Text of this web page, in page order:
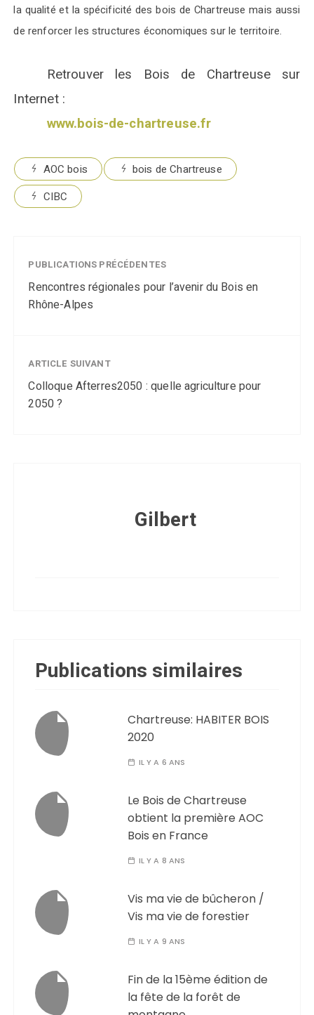
la qualité et la spécificité des bois de Chartreuse mais aussi
de renforcer les structures économiques sur le territoire.
Retrouver les Bois de Chartreuse sur
Internet:
www.bois-de-chartreuse.fr
AOC bois
bois de Chartreuse
CIBC
PUBLICATIONS PRÉCÉDENTES
Rencontres régionales pour l’avenir du Bois en
Rhône-Alpes
ARTICLE SUIVANT
Colloque Afterres2050 : quelle agriculture pour
2050 ?
Gilbert
Publications similaires
Chartreuse: HABITER BOIS
2020
IL Y A 6 ANS
Le Bois de Chartreuse
obtient la première AOC
Bois en France
IL Y A 8 ANS
Vis ma vie de bûcheron /
Vis ma vie de forestier
IL Y A 9 ANS
Fin de la 15ème édition de
la fête de la forêt de